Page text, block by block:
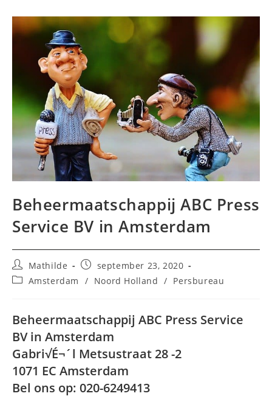
Beheermaatschappij ABC Press
Service BV in Amsterdam
Bericht
auteur:
Mathilde
Bericht
gepubliceerd
op:
september 23, 2020
Berichtcategorie:
Amsterdam / Noord Holland / Persbureau
Beheermaatschappij ABC Press Service
BV in Amsterdam
Gabri√É¬´l Metsustraat 28 -2
1071 EC Amsterdam
Bel ons op: 020-6249413